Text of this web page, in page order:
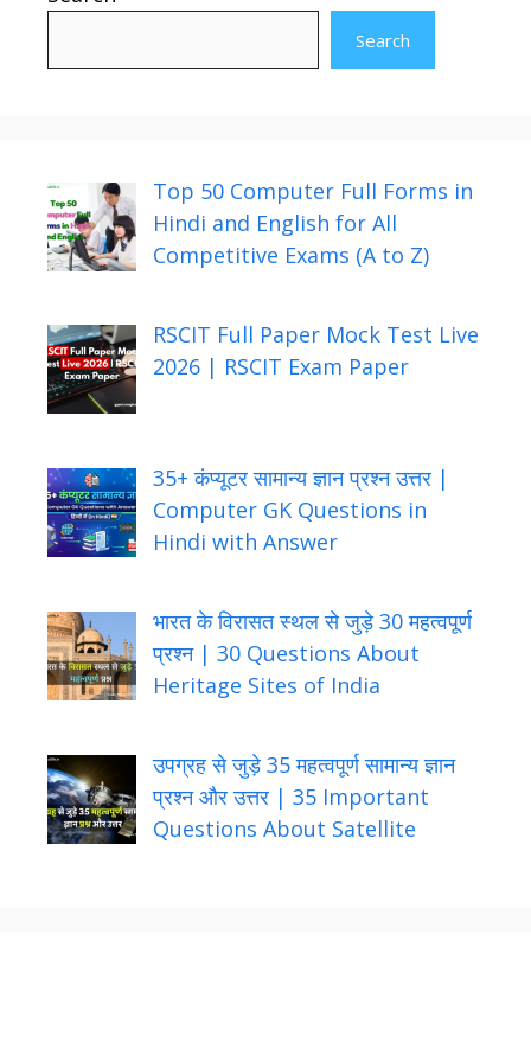
Search
Top 50 Computer Full Forms in
Hindi and English for All
Competitive Exams (A to Z)
RSCIT Full Paper Mock Test Live
2026 | RSCIT Exam Paper
35+ कंप्यूटर सामान्य ज्ञान प्रश्न उत्तर |
Computer GK Questions in
Hindi with Answer
भारत के विरासत स्थल से जुड़े 30 महत्वपूर्ण
प्रश्न | 30 Questions About
Heritage Sites of India
उपग्रह से जुड़े 35 महत्वपूर्ण सामान्य ज्ञान
प्रश्न और उत्तर | 35 Important
Questions About Satellite